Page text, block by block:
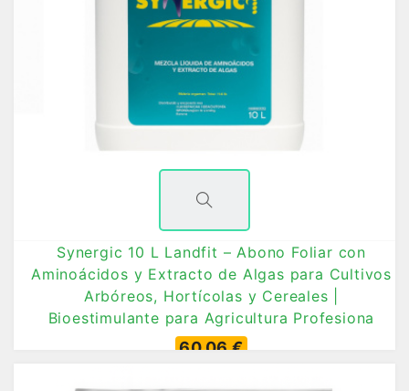
Synergic 10 L Landfit – Abono Foliar con
Aminoácidos y Extracto de Algas para Cultivos
Arbóreos, Hortícolas y Cereales |
Bioestimulante para Agricultura Profesiona
60,06 €